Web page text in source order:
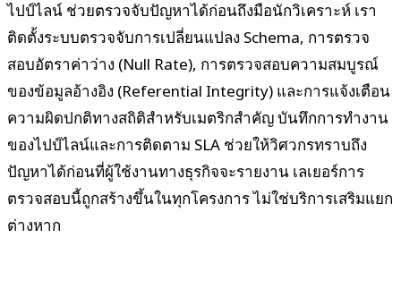
ไปป์ไลน์ ช่วยตรวจจับปัญหาได้ก่อนถึงมือนักวิเคราะห์ เรา
ติดตั้งระบบตรวจจับการเปลี่ยนแปลง Schema, การตรวจ
สอบอัตราค่าว่าง (Null Rate), การตรวจสอบความสมบูรณ์
ของข้อมูลอ้างอิง (Referential Integrity) และการแจ้งเตือน
ความผิดปกติทางสถิติสำหรับเมตริกสำคัญ บันทึกการทำงาน
ของไปป์ไลน์และการติดตาม SLA ช่วยให้วิศวกรทราบถึง
ปัญหาได้ก่อนที่ผู้ใช้งานทางธุรกิจจะรายงาน เลเยอร์การ
ตรวจสอบนี้ถูกสร้างขึ้นในทุกโครงการ ไม่ใช่บริการเสริมแยก
ต่างหาก